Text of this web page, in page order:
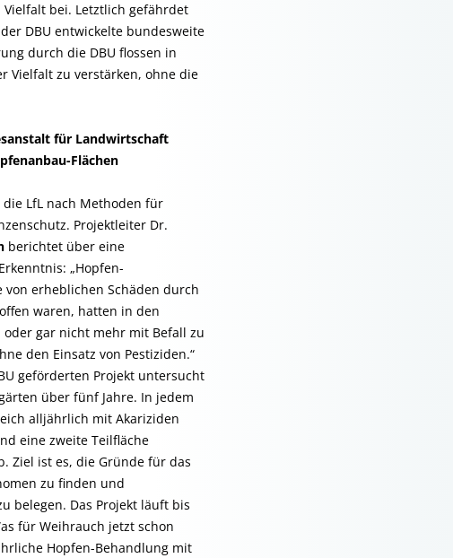
Vielfalt bei. Letztlich gefährdet
DBU entwickelte bundesweite
durch die DBU flossen in
Vielfalt zu verstärken, ohne die
für Landwirtschaft
Flächen
LfL nach Methoden für
Projektleiter Dr.
berichtet über eine
„Hopfen-
von erheblichen Schäden durch
waren, hatten in den
oder gar nicht mehr mit Befall zu
den Einsatz von Pestiziden.“
geförderten Projekt untersucht
über fünf Jahre. In jedem
alljährlich mit Akariziden
eine zweite Teilfläche
Ziel ist es, die Gründe für das
zu finden und
belegen. Das Projekt läuft bis
für Weihrauch jetzt schon
Hopfen-Behandlung mit